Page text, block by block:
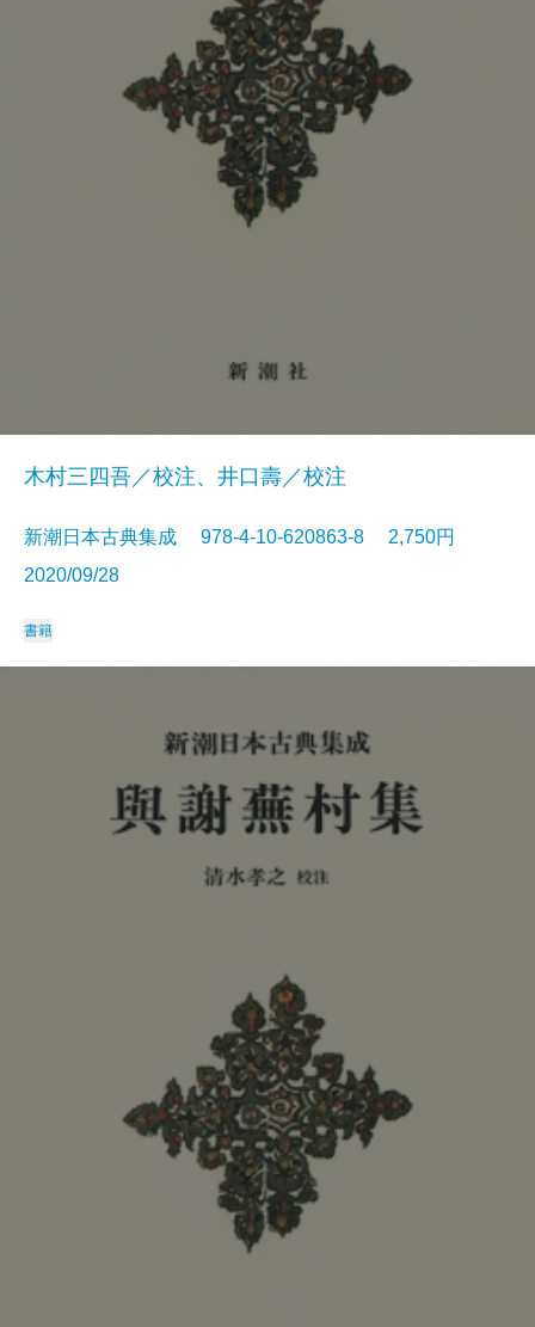
木村三四吾／校注、井口壽／校注
新潮日本古典集成 978-4-10-620863-8 2,750円
2020/09/28
書籍